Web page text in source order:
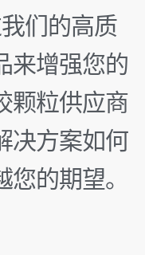
们的高质
来增强您的
颗粒供应商
决方案如何
的期望。